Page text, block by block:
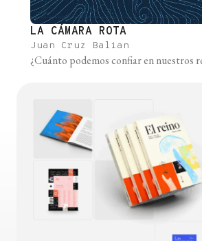
LA CÁMARA ROTA
Juan Cruz Balian
¿Cuánto podemos confiar en nuestros